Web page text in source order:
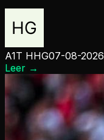
A1T HHG07-08-2026
Leer →